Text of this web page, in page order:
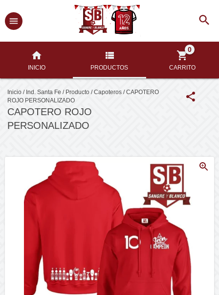
INICIO PRODUCTOS CARRITO
0
Inicio / Ind. Santa Fe / Producto / Capoteros / CAPOTERO
ROJO PERSONALIZADO
CAPOTERO ROJO
PERSONALIZADO